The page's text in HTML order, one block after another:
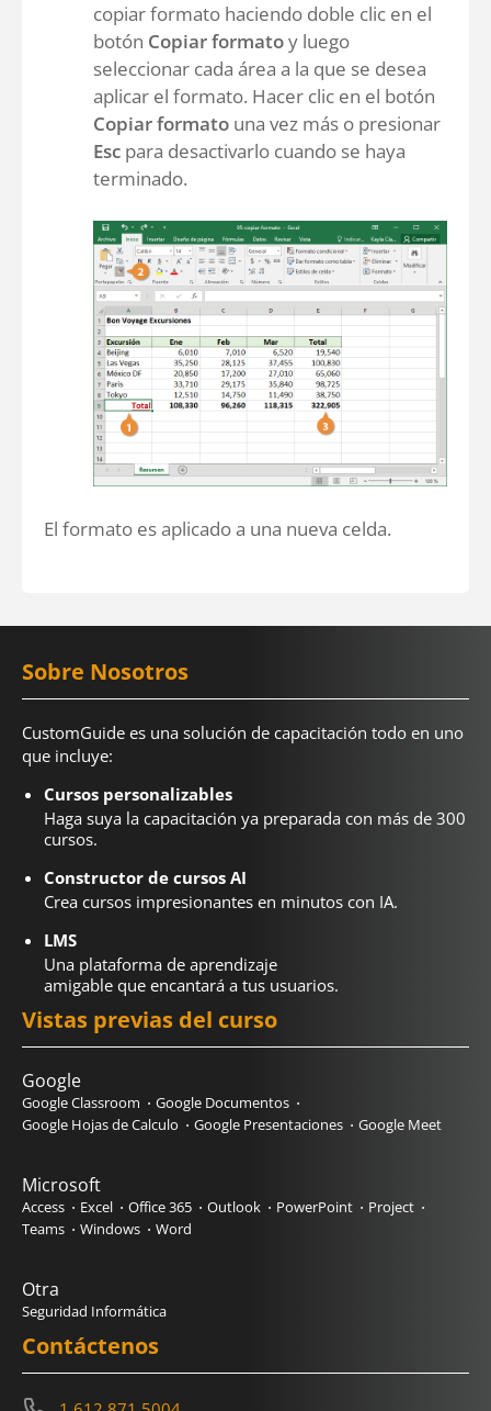
copiar formato haciendo doble clic en el
botón Copiar formatoy luego
seleccionar cada área a la que se desea
aplicar el formato. Hacer clic en el botón
Copiar formato una vez más o presionar
Esc para desactivarlo cuando se haya
terminado.
El formato es aplicado a una nueva celda.
Sobre Nosotros
CustomGuide es una solución de capacitación todo en uno
que incluye:
Cursos personalizables
Haga suya la capacitación ya preparada con más de 300
cursos.
Constructor de cursos AI
Crea cursos impresionantes en minutos con IA.
LMS
Una plataforma de aprendizaje
amigable que encantará a tus usuarios.
Vistas previas del curso
Google
Google Classroom
Google Documentos
Google Hojas de Calculo
Google Presentaciones Google Meet
Microsoft
Access Excel Office 365 Outlook PowerPoint
Project
Teams
Windows Word
Otra
Seguridad Informática
Contáctenos